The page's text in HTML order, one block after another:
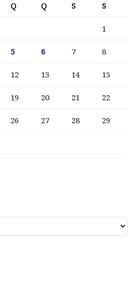
Q Q S S
1
5 6 7 8
12 13 14 15
19 20 21 22
26 27 28 29